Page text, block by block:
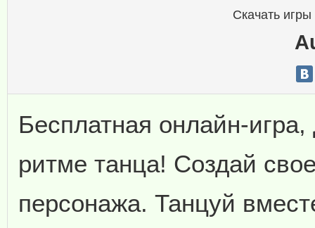
Скачать
Бесплатная онлайн-
ритме танца! Создай
персонажа. Танцуй